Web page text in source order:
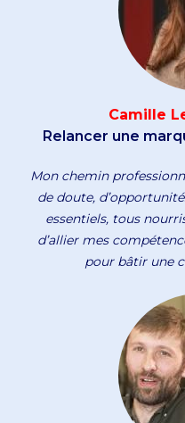
Camille
Relancer une
Mon chemin
de doute,
essentiels, tous
d’allier mes
pour bâtir une